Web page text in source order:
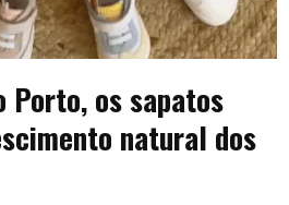
Porto, os sapatos
natural dos